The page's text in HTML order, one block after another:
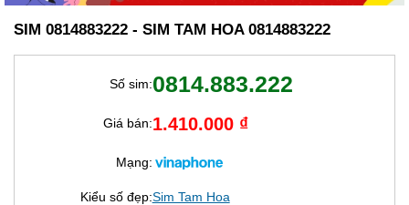
SIM 0814883222 - SIM TAM HOA 0814883222
Số sim:0814.883.222
Giá bán:1.410.000 ₫
Mạng:
Kiểu số đẹp:Sim Tam Hoa